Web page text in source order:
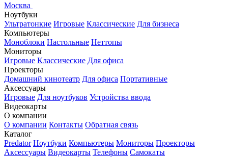
Москва
Ноутбуки
Ультратонкие Игровые Классические Для бизнеса
Компьютеры
Моноблоки Настольные Неттопы
Мониторы
Игровые Классические Для офиса
Проекторы
Домашний кинотеатр Для офиса Портативные
Аксессуары
Игровые Для ноутбуков Устройства ввода
Видеокарты
О компании
О компании Контакты Обратная связь
Каталог
Predator Ноутбуки Компьютеры Мониторы Проекторы
Аксессуары Видеокарты Телефоны Самокаты